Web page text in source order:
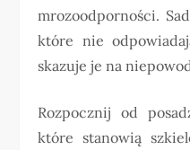
mrozoodporności.
które nie
skazuje je na
Rozpocznij od
które stanowią